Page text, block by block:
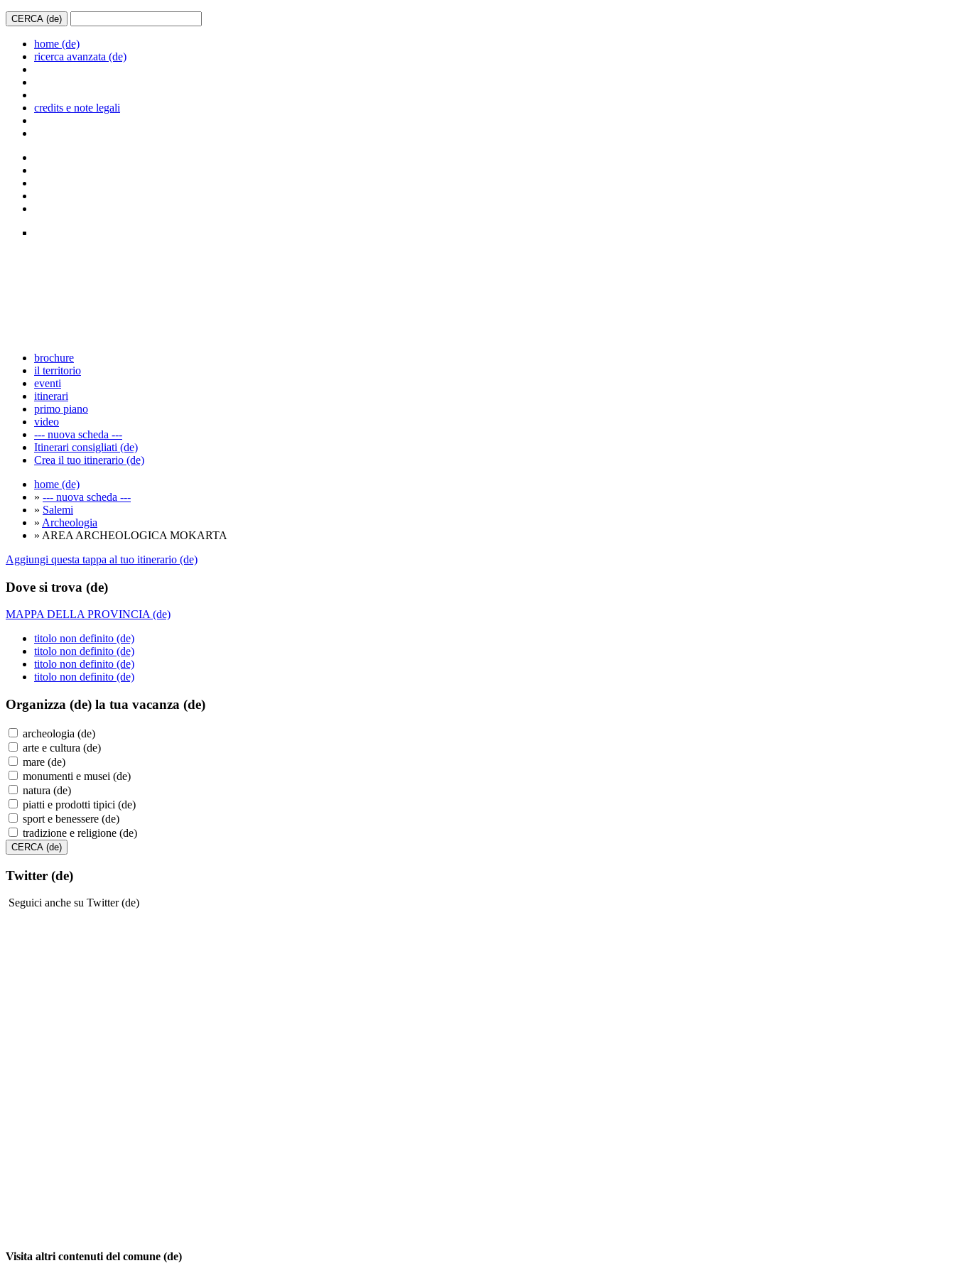
home (de)
ricerca avanzata (de)
credits e note legali
brochure
il territorio
eventi
itinerari
primo piano
video
--- nuova scheda ---
Itinerari consigliati (de)
Crea il tuo itinerario (de)
home (de)
» --- nuova scheda ---
» Salemi
» Archeologia
» AREA ARCHEOLOGICA MOKARTA
Aggiungi questa tappa al tuo itinerario (de)
Dove si trova (de)
MAPPA DELLA PROVINCIA (de)
titolo non definito (de)
titolo non definito (de)
titolo non definito (de)
titolo non definito (de)
Organizza (de) la tua vacanza (de)
archeologia (de)
arte e cultura (de)
mare (de)
monumenti e musei (de)
natura (de)
piatti e prodotti tipici (de)
sport e benessere (de)
tradizione e religione (de)
Twitter (de)
Seguici anche su Twitter (de)
Visita altri contenuti del comune (de)